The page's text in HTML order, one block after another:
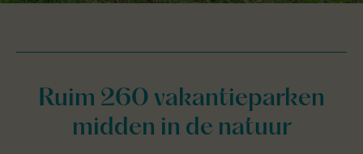
Ruim 260 vakantieparken
midden in de natuur